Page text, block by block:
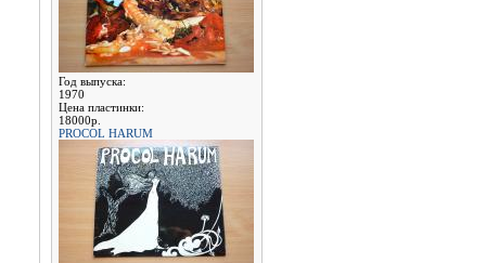
Год выпуска:
1970
Цена пластинки:
18000р.
PROCOL HARUM